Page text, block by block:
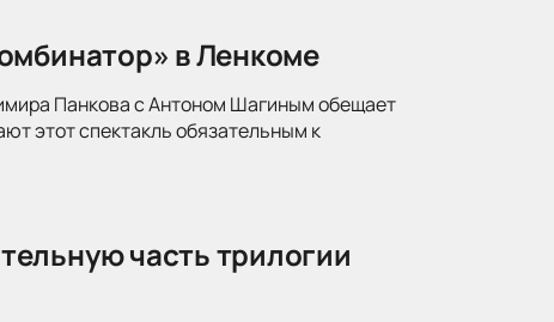
в Ленкоме
Панкова с Антоном Шагиным обещает
этот спектакль обязательным к
часть трилогии